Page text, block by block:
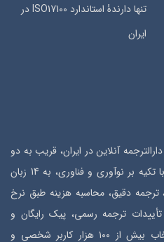
تنها دارندۀ استاندارد ISO17100 در
ایران
آنلاین در ایران، قریب به دو
دهه است خدمات ترجمه رسمی را با تکیه بر نوآوری و فناوری، به 14 زبان
ترجمه دقیق، محاسبه هزینه طبق نرخ
ترجمه رسمی، پیک رایگان و
پشتیبانی 24 ساعته، به اولین انتخاب بیش از ۱۰۰ هزار کاربر شخصی و